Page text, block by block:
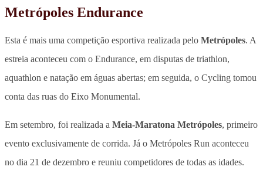
Metrópoles Endurance
Esta é mais uma competição esportiva realizada pelo Metrópoles. A
estreia aconteceu com o Endurance, em disputas de triathlon,
aquathlon e natação em águas abertas; em seguida, o Cycling tomou
conta das ruas do Eixo Monumental.
Em setembro, foi realizada a Meia-Maratona Metrópoles, primeiro
evento exclusivamente de corrida. Já o Metrópoles Run aconteceu
no dia 21 de dezembro e reuniu competidores de todas as idades.